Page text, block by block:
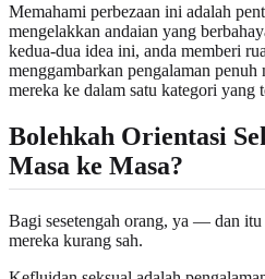
Memahami perbezaan ini adalah
mengelakkan andaian yang
kedua-dua idea ini, anda memberi
menggambarkan pengalaman penuh
mereka ke dalam satu kategori yang
Bolehkah Orientasi
Masa ke Masa?
Bagi sesetengah orang, ya — dan
mereka kurang sah.